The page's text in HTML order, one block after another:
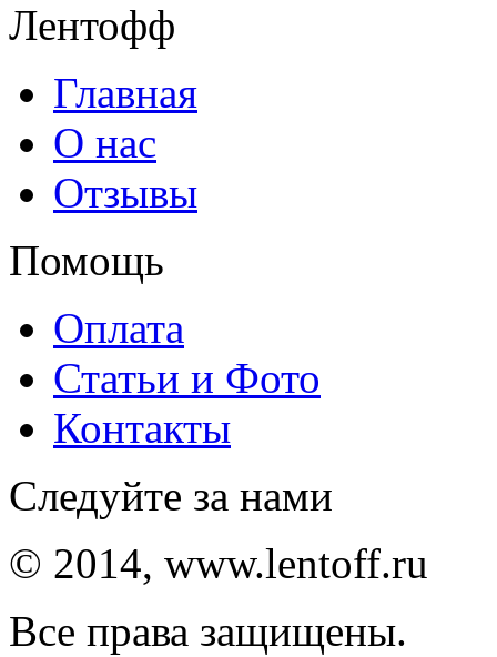
Лентофф
Главная
О нас
Отзывы
Помощь
Оплата
Статьи и Фото
Контакты
Следуйте за нами
© 2014, www.lentoff.ru
Все права защищены.